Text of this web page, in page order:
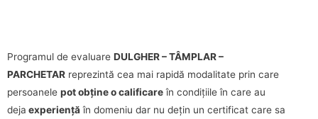
Programul de evaluare DULGHER – TÂMPLAR –
PARCHETAR reprezintă cea mai rapidă modalitate prin care
persoanele pot obține o calificareîn condițiile în care au
deja experiențăîn domeniu dar nu dețin un certificat care sa